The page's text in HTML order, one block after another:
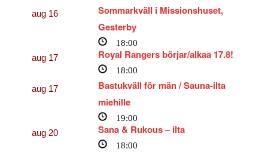
aug 16
Sommarkväll i Missionshuset,
Gesterby
18:00
aug 17 Royal Rangers börjar/alkaa 17.8!
18:00
aug 17
Bastukväll för män / Sauna-ilta
miehille
19:00
aug 20 Sana & Rukous – ilta
18:00